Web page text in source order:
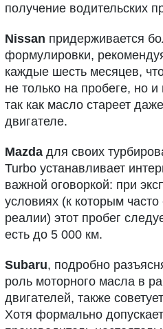
получение водительских
Nissan придерживается
формулировки,
каждые шесть месяцев,
не только на пробеге, но
так как масло стареет
двигателе.
Mazda для своих
Turbo устанавливает
важной оговоркой: при
условиях (к которым часто
реалии) этот пробег
есть до 5 000 км.
Subaru, подробно
роль моторного масла в
двигателей, также
Хотя формально